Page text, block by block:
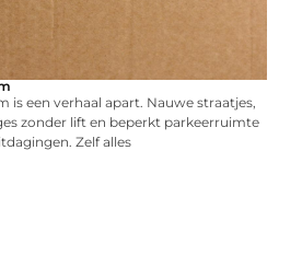
is een verhaal apart. Nauwe straatjes,
zonder lift en beperkt parkeerruimte
Zelf alles